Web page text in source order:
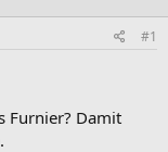
#1
Furnier? Damit